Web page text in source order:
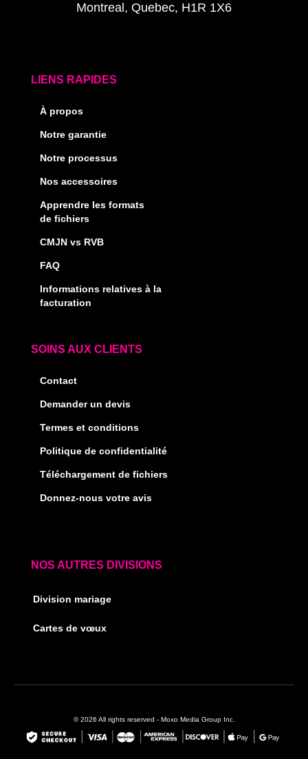
Montreal, Quebec, H1R 1X6
LIENS RAPIDES
À propos
Notre garantie
Notre processus
Nos accessoires
Apprendre les formats
de fichiers
CMJN vs RVB
FAQ
Informations relatives à la
facturation
SOINS AUX CLIENTS
Contact
Demander un devis
Termes et conditions
Politique de confidentialité
Téléchargement de fichiers
Donnez-nous votre avis
NOS AUTRES DIVISIONS
Division mariage
Cartes de vœux
© 2026 All rights reserved - Moxo Media Group Inc.